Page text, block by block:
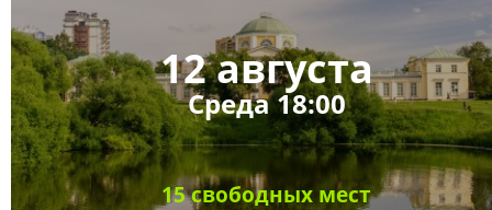
12 августа
Среда 18:00
15 свободных мест